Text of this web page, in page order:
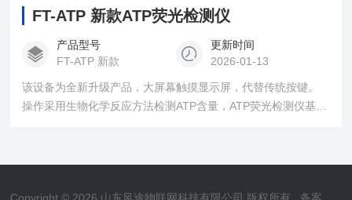
FT-ATP 新款ATP荧光检测仪
产品型号
FT-ATP 新款
更新时间
2026-01-13
该设备为全新升级产品，大屏幕触摸显示屏，代替传统按键。
操作采用生物化学反应方法检测ATP含量，ATP荧光检测仪基于
内ATP释放出来，与试剂中含有的特异性酶发生反应，产生光，